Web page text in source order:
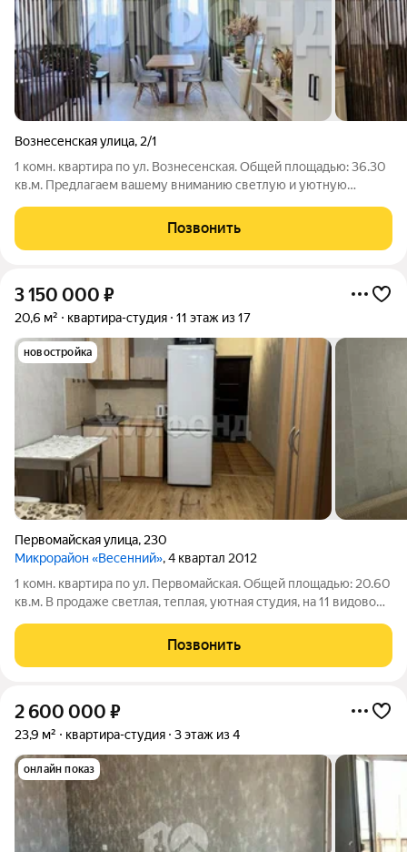
Вознесенская улица, 2/1
1 комн. квартира по ул. Вознесенская. Общей площадью: 36.30
кв.м. Предлагаем вашему вниманию светлую и уютную
ул. Вознесенская, 2.1. Идеальный вариант как для личного
проживания, так и для
Позвонить
3 150 000 ₽
20,6 м² квартира-студия 11 этаж из 17
новостройка
Первомайская улица, 230
Микрорайон «Весенний», 4 квартал 2012
1 комн. квартира по ул. Первомайская. Общей площадью: 20.60
кв.м. В продаже светлая, теплая, уютная студия, на 11 видовом
Высокие потолки 2,65 В доме сквозной выход из подъезда.
Соседи
Позвонить
2 600 000 ₽
23,9 м² квартира-студия 3 этаж из 4
онлайн показ